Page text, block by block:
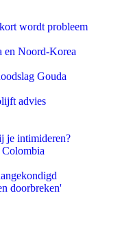
wordt probleem
en Noord-Korea
Gouda
advies
je intimideren?
Colombia
doorbreken'